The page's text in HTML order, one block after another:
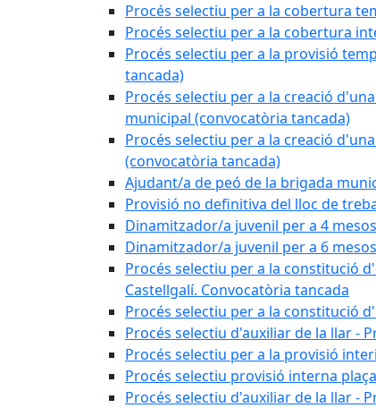
Procés selectiu per a la cobertura
Procés selectiu per a la cobertura
Procés selectiu per a la provisió
tancada)
Procés selectiu per a la creació
municipal (convocatòria tancada)
Procés selectiu per a la creació
(convocatòria tancada)
Ajudant/a de peó de la brigada
Provisió no definitiva del lloc de
Dinamitzador/a juvenil per a 4
Dinamitzador/a juvenil per a 6
Procés selectiu per a la constitució
Castellgalí. Convocatòria tancada
Procés selectiu per a la constitució
Procés selectiu d'auxiliar de la llar -
Procés selectiu per a la provisió
Procés selectiu provisió interna
Procés selectiu d'auxiliar de la llar -